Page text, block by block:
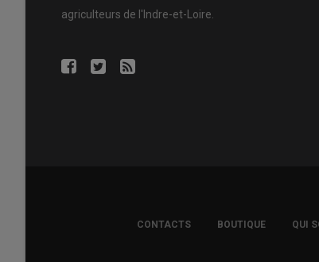
agriculteurs de l'Indre-et-Loire.
COPYRIGHTCONTACTS BOUTIQUE QUI